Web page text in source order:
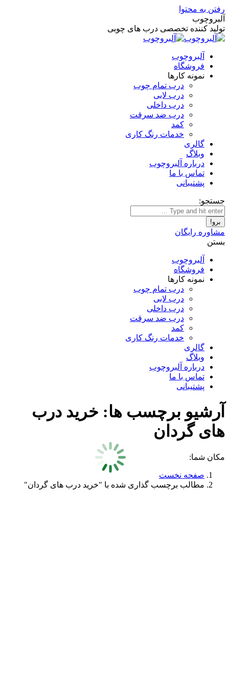
رفتن به محتوا
آلبروچوب
تولید کننده تخصصی درب های چوبی
آلبروچوب
فروشگاه
نمونه کارها
درب تمام چوب
درب لابی
درب داخلی
درب ضد سرقت
کمد
خدمات رنگ کاری
گالری
وبلاگ
درباره آلبروچوب
تماس با ما
پشتیبانی
جستجو:
مشاوره رایگان
بستن
آلبروچوب
فروشگاه
نمونه کارها
درب تمام چوب
درب لابی
درب داخلی
درب ضد سرقت
کمد
خدمات رنگ کاری
گالری
وبلاگ
درباره آلبروچوب
تماس با ما
پشتیبانی
آرشیو برچسب ها: خرید درب
های گردان
مکان شما:
صفحه نخست
مطالب برچسب گذاری شده با "خرید درب های گردان"